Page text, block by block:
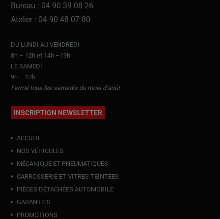
Bureau : 04 90 39 08 26
Atelier : 04 90 48 07 80
DU LUNDI AU VENDREDI
8h – 12h et 14h –19h
LE SAMEDI
9h – 12h
Fermé tous les samedis du mois d’août
INSCRIPTION NEWSLETTER
ACCUEIL
NOS VÉHICULES
MÉCANIQUE ET PNEUMATIQUES
CARROSSERIE ET VITRES TEINTÉES
PIÈCES DÉTACHÉES AUTOMOBILE
GARANTIES
PROMOTIONS